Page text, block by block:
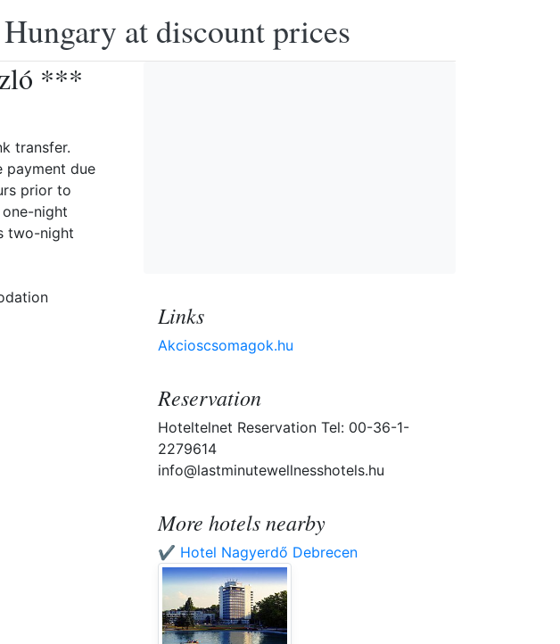
at discount prices
***
transfer.
payment due
prior to
night
two-night
Links
Akcioscsomagok.hu
Reservation
Hoteltelnet Reservation Tel: 00-36-1-
2279614
info@lastminutewellnesshotels.hu
More hotels nearby
✔️ Hotel Nagyerdő Debrecen